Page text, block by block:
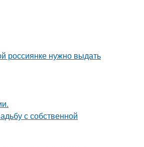
россиянке нужно выдать
с собственной